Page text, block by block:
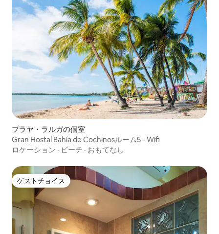
プラヤ・ラルガの個室
Gran Hostal Bahía de Cochinosルーム5 - Wifi
ロケーション · ビーチ · おもてなし
ゲストチョイス
ゲストチョイス